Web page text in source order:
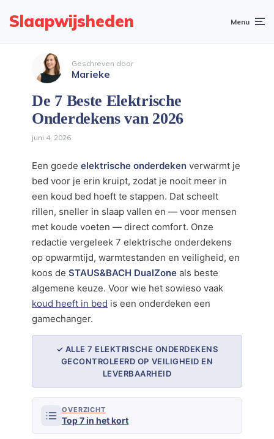
Slaapwijsheden Menu
Geschreven door
Marieke
De 7 Beste Elektrische
Onderdekens van 2026
juni 4, 2026
Een goede elektrische onderdeken verwarmt je
bed voor je erin kruipt, zodat je nooit meer in
een koud bed hoeft te stappen. Dat scheelt
rillen, sneller in slaap vallen en — voor mensen
met koude voeten — direct comfort. Onze
redactie vergeleek 7 elektrische onderdekens
op opwarmtijd, warmtestanden en veiligheid, en
koos de STAUS&BACH DualZone als beste
algemene keuze. Voor wie het sowieso vaak
koud heeft in bed is een onderdeken een
gamechanger.
✓ ALLE 7 ELEKTRISCHE ONDERDEKENS
GECONTROLEERD OP VEILIGHEID EN
LEVERBAARHEID
OVERZICHT
Top 7 in het kort